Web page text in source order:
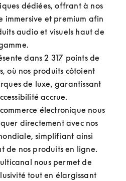
dédiées, offrant à nos
immersive et premium afin
audio et visuels haut de
dans 2 317 points de
où nos produits côtoient
de luxe, garantissant
accrue.
électronique nous
directement avec nos
simplifiant ainsi
de nos produits en ligne.
nous permet de
tout en élargissant